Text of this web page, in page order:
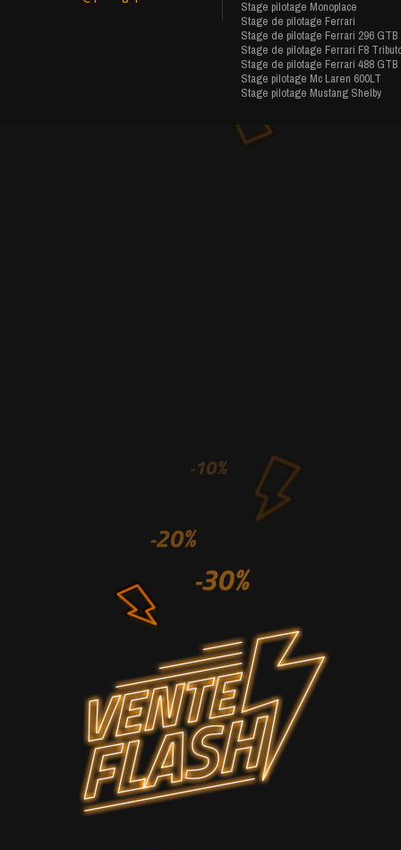
Stage pilotage Monoplace
Stage de pilotage Ferrari
Stage de pilotage Ferrari 296 GTB
Stage de pilotage Ferrari F8
Stage de pilotage Ferrari 488 GTB
Stage pilotage Mc Laren 600LT
Stage pilotage Mustang Shelby